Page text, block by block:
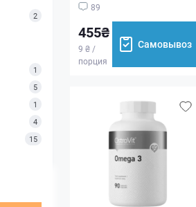
2
1
5
1
4
15
89
455₴
9 ₴ /
порция
Самовывоз